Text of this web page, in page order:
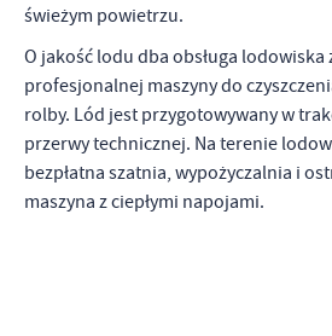
świeżym powietrzu.
O jakość lodu dba obsługa lodowiska
profesjonalnej maszyny do
rolby. Lód jest przygotowywany w
przerwy technicznej. Na terenie
bezpłatna szatnia, wypożyczalnia i
maszyna z ciepłymi napojami.